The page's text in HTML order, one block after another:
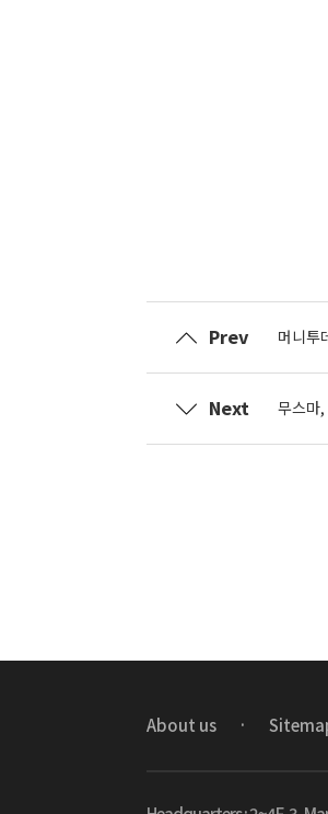
Prev 머니투
Next 무스마
About us ·